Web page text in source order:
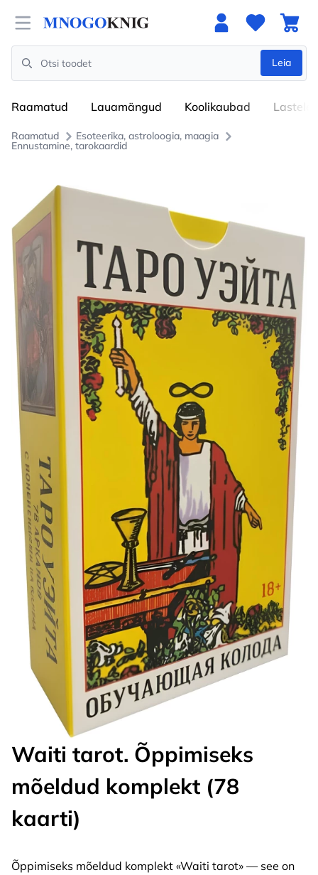
Open menu
Search
Leia
Raamatud Lauamängud Koolikaubad Lastele
Raamatud Esoteerika, astroloogia, maagia
Ennustamine, tarokaardid
Waiti tarot. Õppimiseks
mõeldud komplekt (78
kaarti)
Õppimiseks mõeldud komplekt «Waiti tarot» — see on